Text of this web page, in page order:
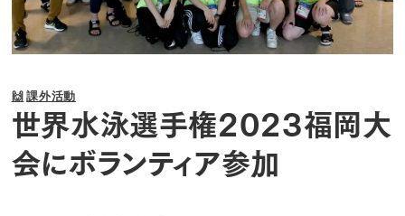
🙌 課外活動
世界水泳選手権2023福岡大
会にボランティア参加